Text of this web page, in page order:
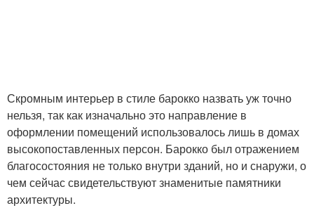
Скромным интерьер в стиле барокко назвать уж точно
нельзя, так как изначально это направление в
оформлении помещений использовалось лишь в домах
высокопоставленных персон. Барокко был отражением
благосостояния не только внутри зданий, но и снаружи, о
чем сейчас свидетельствуют знаменитые памятники
архитектуры.